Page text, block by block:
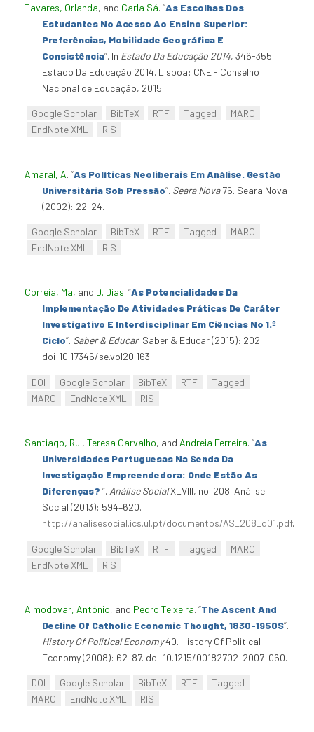
Tavares, Orlanda, and Carla Sá. “As Escolhas Dos
Estudantes No Acesso Ao Ensino Superior:
Preferências, Mobilidade Geográfica E
Consistência”. In Estado Da Educação 2014, 346-355.
Estado Da Educação 2014. Lisboa: CNE - Conselho
Nacional de Educação, 2015.
Google Scholar BibTeX RTF Tagged
MARC
EndNote XML
RIS
Amaral, A. “As Políticas Neoliberais Em Análise. Gestão
Universitária Sob Pressão”. Seara Nova76. Seara Nova
(2002): 22-24.
Google Scholar BibTeX RTF Tagged
MARC
EndNote XML
RIS
Correia, Ma, and D. Dias. “As Potencialidades Da
Implementação De Atividades Práticas De Caráter
Investigativo E Interdisciplinar Em Ciências No 1.º
Ciclo”. Saber & Educar. Saber & Educar (2015): 202.
doi:10.17346/se.vol20.163.
DOI Google Scholar BibTeX RTF
Tagged
MARC
EndNote XML RIS
Santiago, Rui, Teresa Carvalho, and Andreia Ferreira. “As
Universidades Portuguesas Na Senda Da
Investigação Empreendedora: Onde Estão As
Diferenças? ”. Análise SocialXLVIII, no. 208. Análise
Social (2013): 594–620.
http://analisesocial.ics.ul.pt/documentos/AS_208_d01.pdf.
Google Scholar BibTeX RTF Tagged
MARC
EndNote XML
RIS
Almodovar, António, and Pedro Teixeira. “The Ascent And
Decline Of Catholic Economic Thought, 1830-1950S”.
History Of Political Economy40. History Of Political
Economy (2008): 62-87. doi:10.1215/00182702-2007-060.
DOI Google Scholar BibTeX RTF
Tagged
MARC
EndNote XML RIS